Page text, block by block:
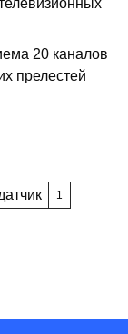
20 каналов
прелестей
1